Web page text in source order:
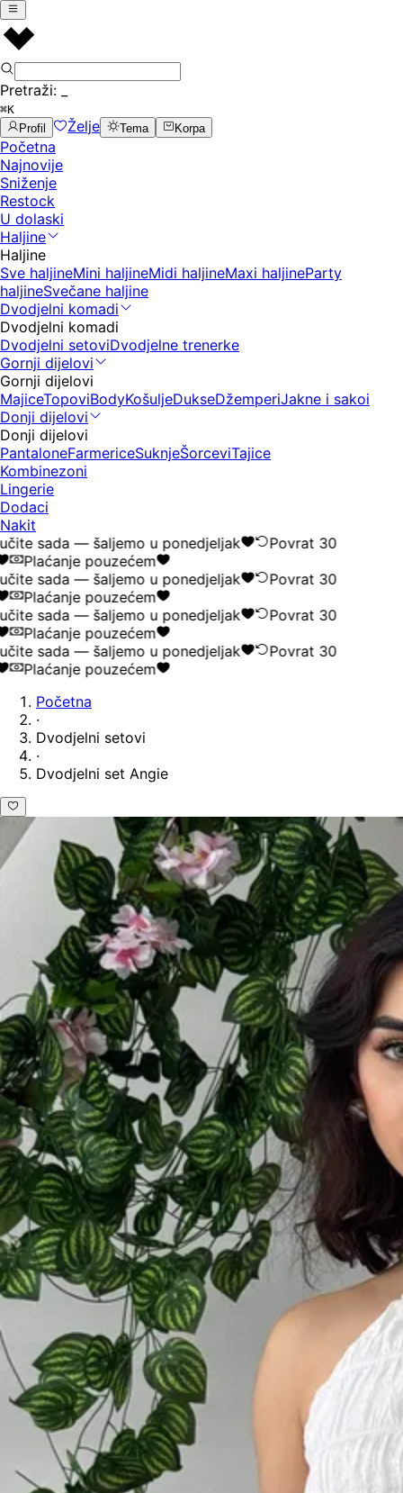
Pretraži:
⌘K
Profil
Želje Tema Korpa
Početna
Najnovije
Sniženje
Restock
U dolaski
Haljine
Haljine
Sve haljineMini haljineMidi haljineMaxi haljineParty
haljineSvečane haljine
Dvodjelni komadi
Dvodjelni komadi
Dvodjelni setoviDvodjelne trenerke
Gornji dijelovi
Gornji dijelovi
MajiceTopoviBodyKošuljeDukseDžemperiJakne i sakoi
Donji dijelovi
Donji dijelovi
PantaloneFarmericeSuknjeŠorceviTajice
Kombinezoni
Lingerie
Dodaci
Nakit
sada — šaljemo u ponedjeljak
Povrat 30
Plaćanje pouzećem
sada — šaljemo u ponedjeljak
Povrat 30
Plaćanje pouzećem
sada — šaljemo u ponedjeljak
Povrat 30
Plaćanje pouzećem
sada — šaljemo u ponedjeljak
Povrat 30
Plaćanje pouzećem
Početna
·
Dvodjelni setovi
·
Dvodjelni set Angie